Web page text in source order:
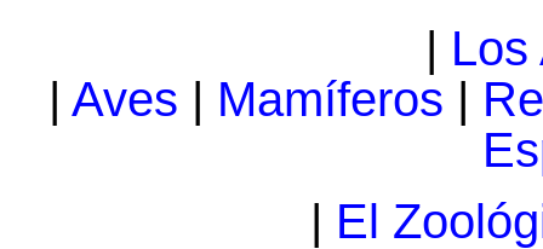
| Los
| Aves | Mamíferos |
| El